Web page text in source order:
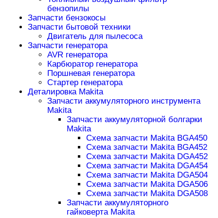
бензопилы
Запчасти бензокосы
Запчасти бытовой техники
Двигатель для пылесоса
Запчасти генератора
AVR генератора
Карбюратор генератора
Поршневая генератора
Стартер генератора
Деталировка Makita
Запчасти аккумуляторного инструмента
Makita
Запчасти аккумуляторной болгарки
Makita
Схема запчасти Makita BGA450
Схема запчасти Makita BGA452
Схема запчасти Makita DGA452
Схема запчасти Makita DGA454
Схема запчасти Makita DGA504
Схема запчасти Makita DGA506
Схема запчасти Makita DGA508
Запчасти аккумуляторного
гайковерта Makita